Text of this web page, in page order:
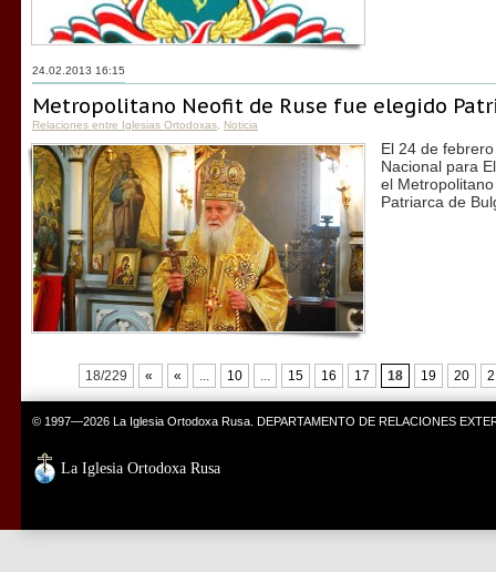
24.02.2013 16:15
Metropolitano Neofit de Ruse fue elegido
Relaciones entre Iglesias Ortodoxas Noticia
El 24 de
Nacional para
el
Patriarca de
18/229 « « ... 10 ... 15 16 17 18 19 20
© 1997—2026 La Iglesia Ortodoxa Rusa. DEPARTAMENTO DE RELACIONES
La Iglesia Ortodoxa Rusa